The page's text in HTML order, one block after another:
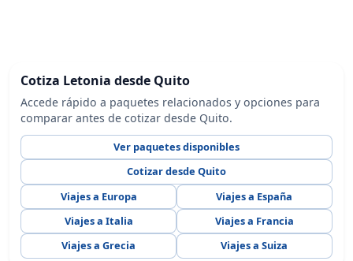
Cotiza Letonia desde Quito
Accede rápido a paquetes relacionados y opciones para
comparar antes de cotizar desde Quito.
Ver paquetes disponibles
Cotizar desde Quito
Viajes a Europa
Viajes a España
Viajes a Italia
Viajes a Francia
Viajes a Grecia
Viajes a Suiza